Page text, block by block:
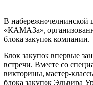
В
«КАМАЗа»,
блока закупок компании.
Блок закупок впервые
встречи. Вместе со
викторины, мастер-
блока закупок Эльвира